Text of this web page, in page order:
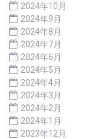
2024年10月
2024年9月
2024年8月
2024年7月
2024年6月
2024年5月
2024年4月
2024年3月
2024年2月
2024年1月
2023年12月